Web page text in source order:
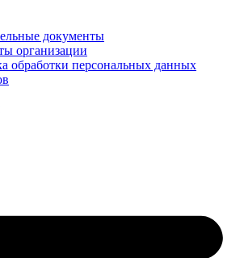
документы
организации
обработки персональных данных